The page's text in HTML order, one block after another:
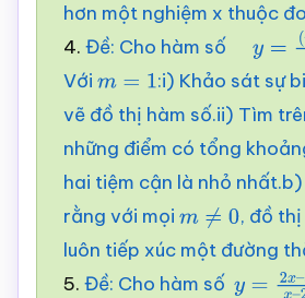
hơn một nghiệm x thuộc
4. Đề: Cho hàm số y =
( m+1)
Với m=1
:i) Khảo sát sự
vẽ đồ thị hàm số.ii) Tìm
những điểm có tổng
hai tiệm cận là nhỏ
rằng với mọi m≠ 0
, đồ
luôn tiếp xúc một đường
5. Đề: Cho hàm số y =2 x–